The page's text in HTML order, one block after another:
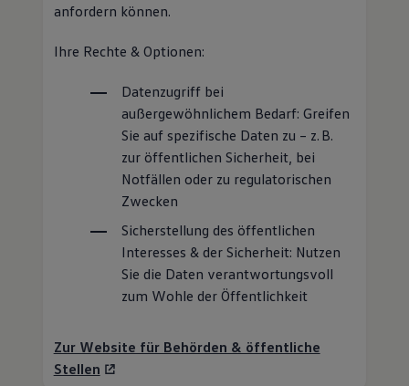
anfordern können.
Ihre Rechte & Optionen:
Datenzugriff bei
außergewöhnlichem Bedarf: Greifen
Sie auf spezifische Daten zu – z. B.
zur öffentlichen Sicherheit, bei
Notfällen oder zu regulatorischen
Zwecken
Sicherstellung des öffentlichen
Interesses & der Sicherheit: Nutzen
Sie die Daten verantwortungsvoll
zum Wohle der Öffentlichkeit
Zur Website für Behörden & öffentliche
Stellen